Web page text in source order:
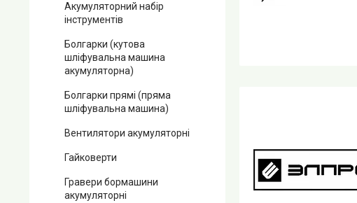
Акумуляторний набір
інструментів
Болгарки (кутова
шліфувальна машина
акумуляторна)
Болгарки прямі (пряма
шліфувальна машина)
Вентилятори акумуляторні
Гайковерти
Гравери бормашини
акумуляторні